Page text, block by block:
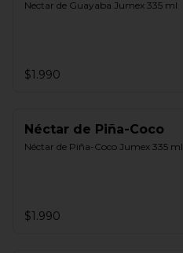
Nectar de Guayaba Jumex 335 ml
$1.990
Néctar de Piña-Coco
Néctar de Piña-Coco Jumex 335 ml
$1.990